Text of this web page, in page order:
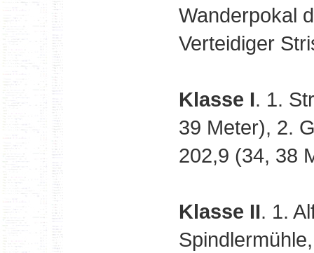
Wanderpokal
Verteidiger
Klasse I. 1.
39 Meter), 2.
202,9 (34, 38
Klasse II. 1.